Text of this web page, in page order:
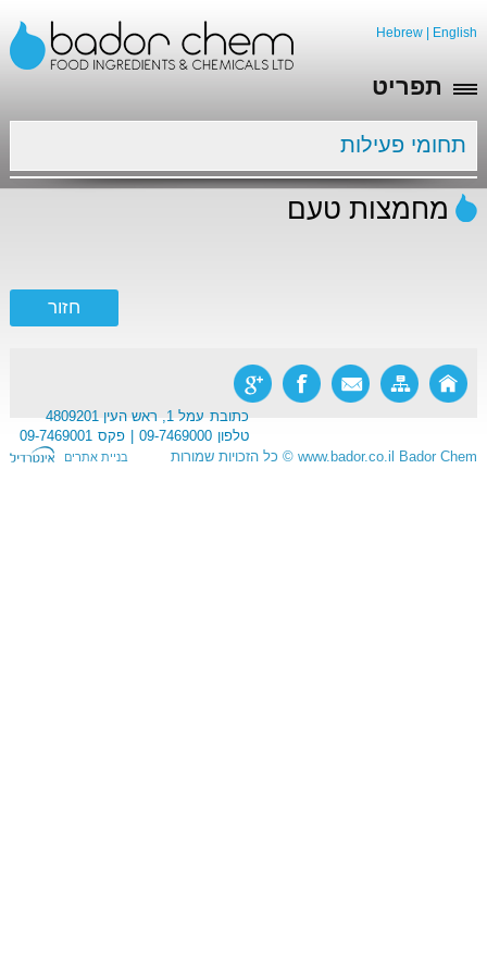
Hebrew English
תפריט
תחומי פעילות
מחמצות טעם
כתובת עמל 1, ראש העין 4809201
טלפון 09-7469000 פקס 09-7469001
Bador Chem
www.bador.co.il
© כל הזכויות שמורות בניית אתרים